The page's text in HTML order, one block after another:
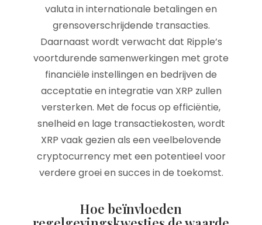
valuta in internationale betalingen en
grensoverschrijdende transacties.
Daarnaast wordt verwacht dat Ripple’s
voortdurende samenwerkingen met grote
financiële instellingen en bedrijven de
acceptatie en integratie van XRP zullen
versterken. Met de focus op efficiëntie,
snelheid en lage transactiekosten, wordt
XRP vaak gezien als een veelbelovende
cryptocurrency met een potentieel voor
verdere groei en succes in de toekomst.
Hoe beïnvloeden